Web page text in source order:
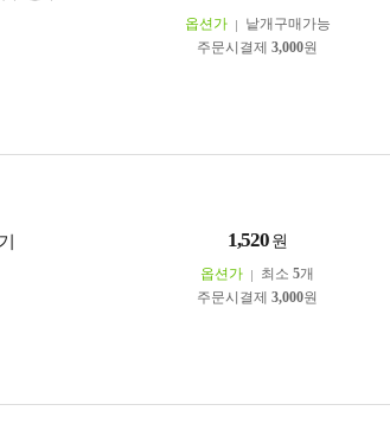
옵션가
낱개구매가능
주문시결제 3,000원
1,520 원
옵션가 최소 5개
주문시결제 3,000원